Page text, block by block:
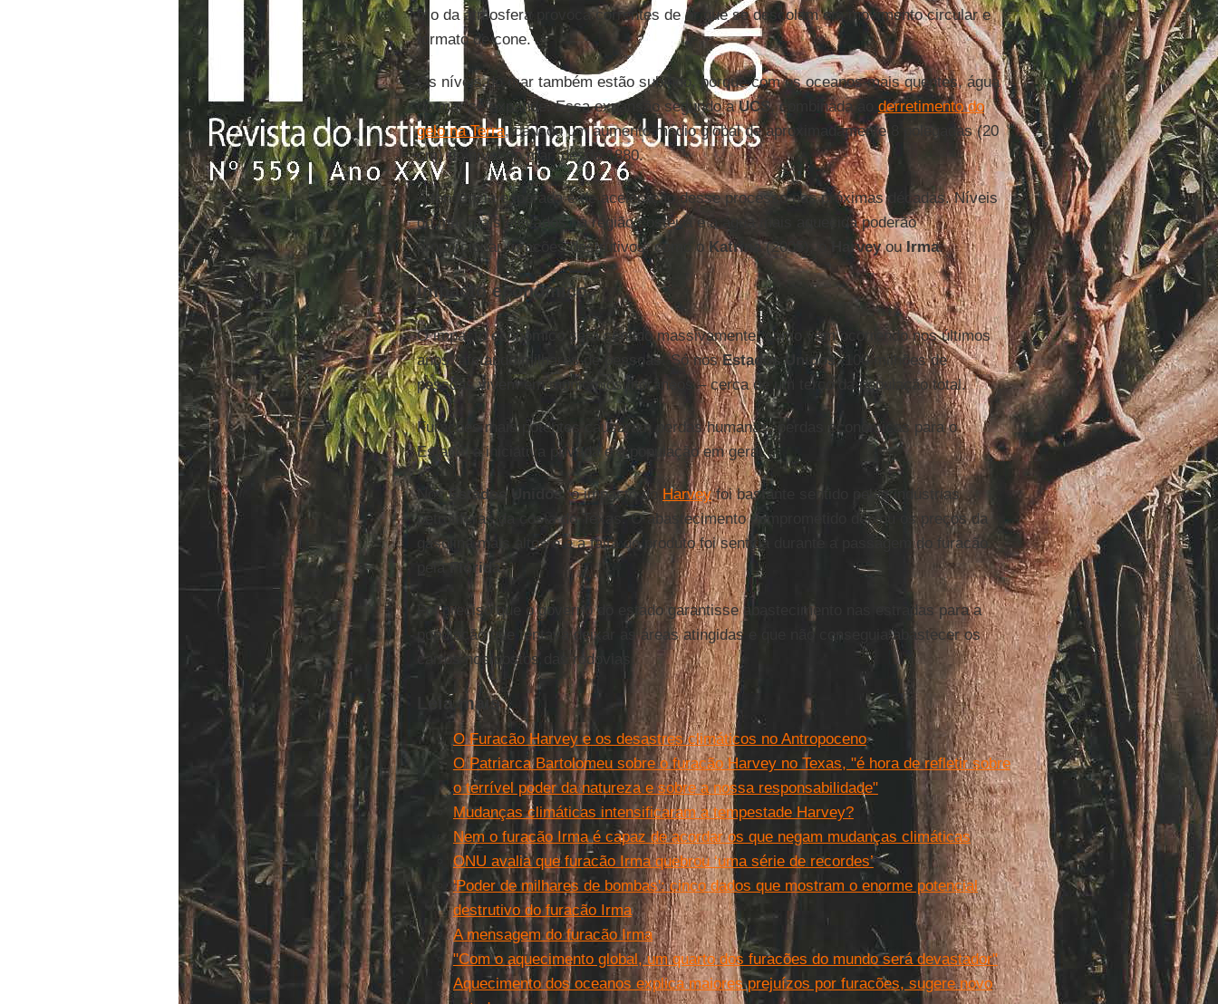
frio da atmosfera provoca correntes de ar que se descolam em movimento circular e
formato de cone.
Os níveis do mar também estão subindo, porque com os oceanos mais quentes, água
do mar se expande. Essa expansão segundo aUCS, combinada ao derretimento do
gelo na Terra, causou um aumento médio global de aproximadamente 8 polegadas (20
cm) do nível do mar, desde 1880.
A tendência esperada é de aceleração desse processo nas próximas décadas. Níveis
do mar mais elevados na região costeira e a água mais aquecida poderão
proporcionar furacões destrutivos, como oKatrina(2005), o HarveyouIrma.
Impacto econômico
O impacto econômico será sentido massivamente, como vem ocorrendo nos últimos
anos. afetando milhares de pessoas. Só nosEstados Unidos, 100 milhões de
pessoas vivem em municípios litorâneos – cerca de um terço da população total.
Furacões mais potentes causaram perdas humanas, perdas econômicas para o
Estado, a iniciativa privada e a população em geral.
NosEstados Unidos, o impacto do Harveyfoi bastante sentido pelas indústrias
petrolíferas da costa do Texas. O abastecimento comprometido deixou os preços da
gasolina mais altos e e a falta do produto foi sentida durante a passagem do furacão
pelaFlórida.
Foi preciso que o governo do estado garantisse abastecimento nas estradas para a
população que tentava deixar as áreas atingidas e que não conseguia abastecer os
carros nos postos das rodovias.
Leia mais
O Furacão Harvey e os desastres climáticos no Antropoceno
O Patriarca Bartolomeu sobre o furacão Harvey no Texas, "é hora de refletir sobre
o terrível poder da natureza e sobre a nossa responsabilidade"
Mudanças climáticas intensificaram a tempestade Harvey?
Nem o furacão Irma é capaz de acordar os que negam mudanças climáticas
ONU avalia que furacão Irma quebrou ‘uma série de recordes’
'Poder de milhares de bombas': cinco dados que mostram o enorme potencial
destrutivo do furacão Irma
A mensagem do furacão Irma
"Com o aquecimento global, um quarto dos furacões do mundo será devastador"
Aquecimento dos oceanos explica maiores prejuízos por furacões, sugere novo